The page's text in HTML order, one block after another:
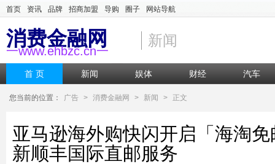
首页 资讯 品牌 招商加盟 导购 圈子 网站导航
消费金融网
一www.ehbzc.cn一
新闻
首 页 新闻 娱体 财经 汽车
您当前的位置： 广告 > 消费金融网 > 新闻 > 正文
亚马逊海外购快闪开启「海淘
新顺丰国际直邮服务